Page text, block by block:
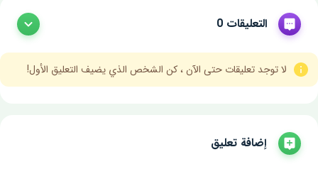
التعليقات 0
لا توجد تعليقات حتى الآن ، كن الشخص الذي يضيف التعليق الأول!
إضافة تعليق